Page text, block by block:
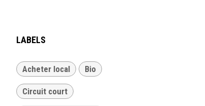
LABELS
Acheter local Bio
Circuit court